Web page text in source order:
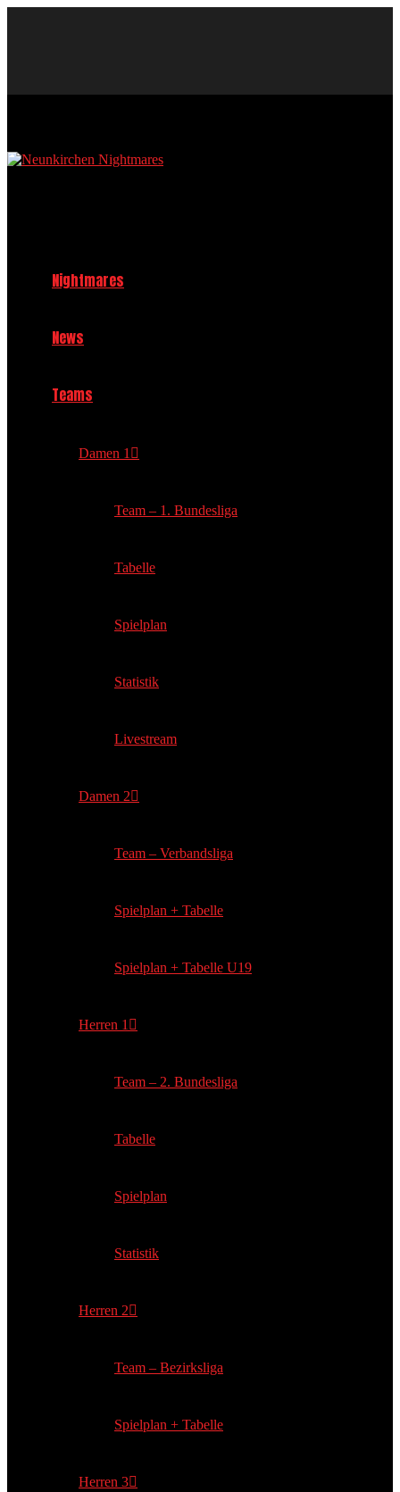
Nightmares
News
Teams
Damen 1
Team – 1. Bundesliga
Tabelle
Spielplan
Statistik
Livestream
Damen 2
Team – Verbandsliga
Spielplan + Tabelle
Spielplan + Tabelle U19
Herren 1
Team – 2. Bundesliga
Tabelle
Spielplan
Statistik
Herren 2
Team – Bezirksliga
Spielplan + Tabelle
Herren 3